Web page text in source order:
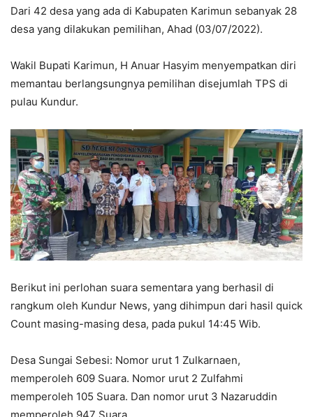
Dari 42 desa yang ada di Kabupaten Karimun sebanyak 28
desa yang dilakukan pemilihan, Ahad (03/07/2022).
Wakil Bupati Karimun, H Anuar Hasyim menyempatkan diri
memantau berlangsungnya pemilihan disejumlah TPS di
pulau Kundur.
Berikut ini perlohan suara sementara yang berhasil di
rangkum oleh Kundur News, yang dihimpun dari hasil quick
Count masing-masing desa, pada pukul 14:45 Wib.
Desa Sungai Sebesi: Nomor urut 1 Zulkarnaen,
memperoleh 609 Suara. Nomor urut 2 Zulfahmi
memperoleh 105 Suara. Dan nomor urut 3 Nazaruddin